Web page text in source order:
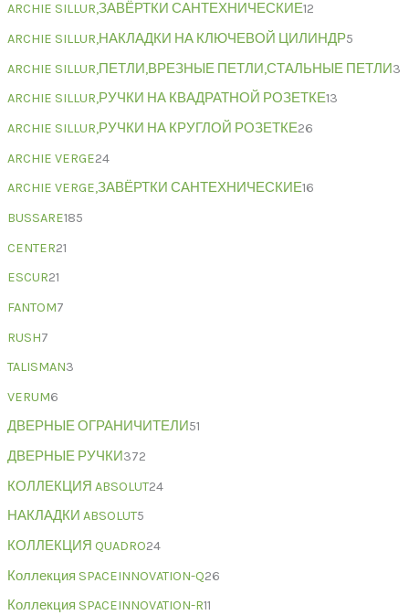
ARCHIE SILLUR,ЗАВЁРТКИ САНТЕХНИЧЕСКИЕ12
ARCHIE SILLUR,НАКЛАДКИ НА КЛЮЧЕВОЙ ЦИЛИНДР5
ARCHIE SILLUR,ПЕТЛИ,ВРЕЗНЫЕ ПЕТЛИ,СТАЛЬНЫЕ ПЕТЛИ3
ARCHIE SILLUR,РУЧКИ НА КВАДРАТНОЙ РОЗЕТКЕ13
ARCHIE SILLUR,РУЧКИ НА КРУГЛОЙ РОЗЕТКЕ26
ARCHIE VERGE24
ARCHIE VERGE,ЗАВЁРТКИ САНТЕХНИЧЕСКИЕ16
BUSSARE185
CENTER21
ESCUR21
FANTOM7
RUSH7
TALISMAN3
VERUM6
ДВЕРНЫЕ ОГРАНИЧИТЕЛИ51
ДВЕРНЫЕ РУЧКИ372
КОЛЛЕКЦИЯ ABSOLUT24
НАКЛАДКИ ABSOLUT5
КОЛЛЕКЦИЯ QUADRO24
Коллекция SPACEINNOVATION-Q26
Коллекция SPACEINNOVATION-R11